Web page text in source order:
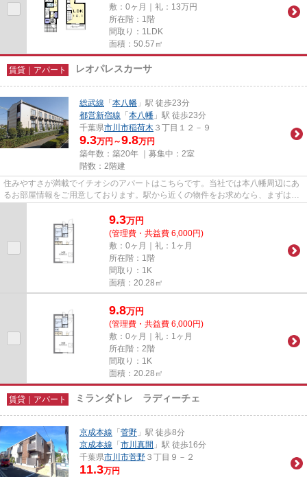
敷：0ヶ月｜礼：13万円
所在階：1階
間取り：1LDK
面積：50.57㎡
賃貸｜アパート レオパレスカーサ
総武線 「 本八幡 」駅 徒歩23分
都営新宿線 「 本八幡 」駅 徒歩23分
千葉県市川市稲荷木 ３丁目１２－９
9.3万円～9.8万円
築年数：築20年 ｜募集中： 2室
階数：2階建
住みやすさが満載でイチオシのアパートはこちらです。当社では本八幡周辺にあ
るお部屋情報をご用意しております。駅から近くの物件をお求めなら、まずはお
9.3万円
(管理費・共益費 6,000円)
敷：0ヶ月｜礼：1ヶ月
所在階：1階
間取り：1K
面積：20.28㎡
9.8万円
(管理費・共益費 6,000円)
敷：0ヶ月｜礼：1ヶ月
所在階：2階
間取り：1K
面積：20.28㎡
賃貸｜アパート ミランダトレ ラディーチェ
京成本線 「 菅野 」駅 徒歩8分
京成本線 「 市川真間 」駅 徒歩16分
千葉県市川市菅野 ３丁目９－２
11.3万円